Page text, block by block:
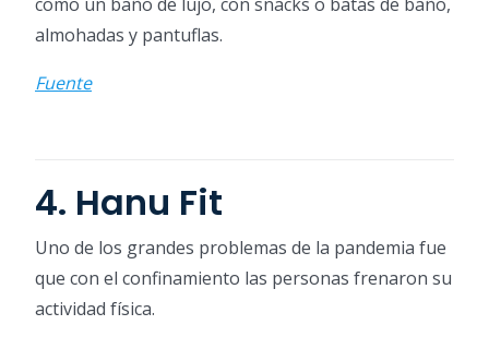
almohadas y pantuflas.
Fuente
4. Hanu Fit
Uno de los grandes problemas de la pandemia fue
que con el confinamiento las personas frenaron su
actividad física.